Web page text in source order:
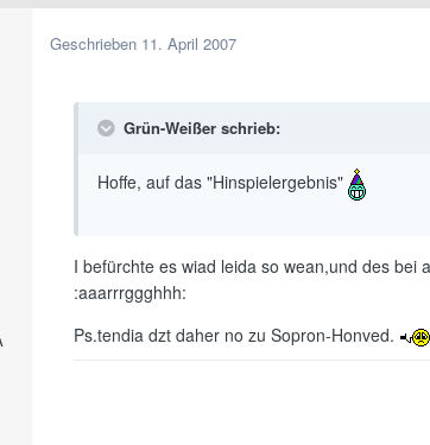
Geschrieben 11. April 2007
Grün-Weißer schrieb:
Hoffe, auf das "Hinspielergebnis"
I befürchte es wiad leida so wean,und des bei
:aaarrrggghhh:
Ps.tendia dzt daher no zu Sopron-Honved.